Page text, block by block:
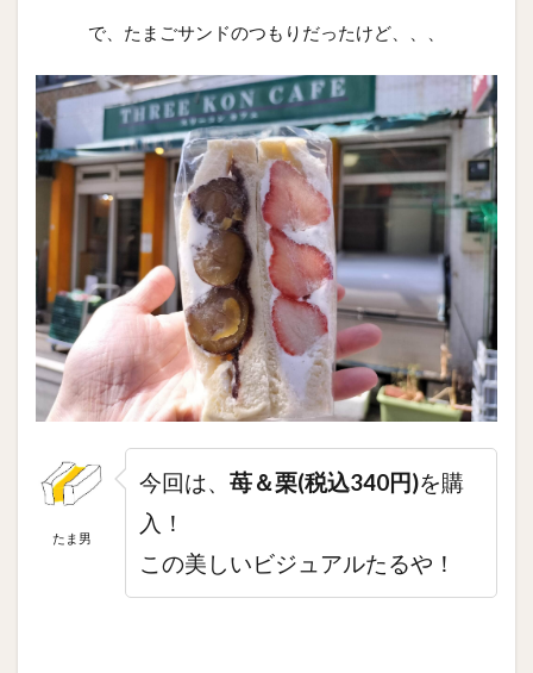
で、たまごサンドのつもりだったけど、、、
たま男
今回は、 苺＆栗(税込340円)を購
入！
この美しいビジュアルたるや！